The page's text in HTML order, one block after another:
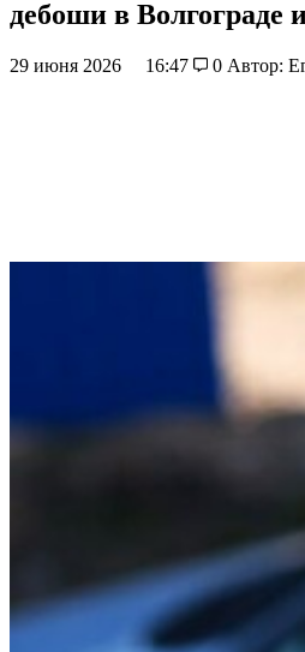
дебоши в Волгограде
29 июня 2026 16:47 0 Автор: